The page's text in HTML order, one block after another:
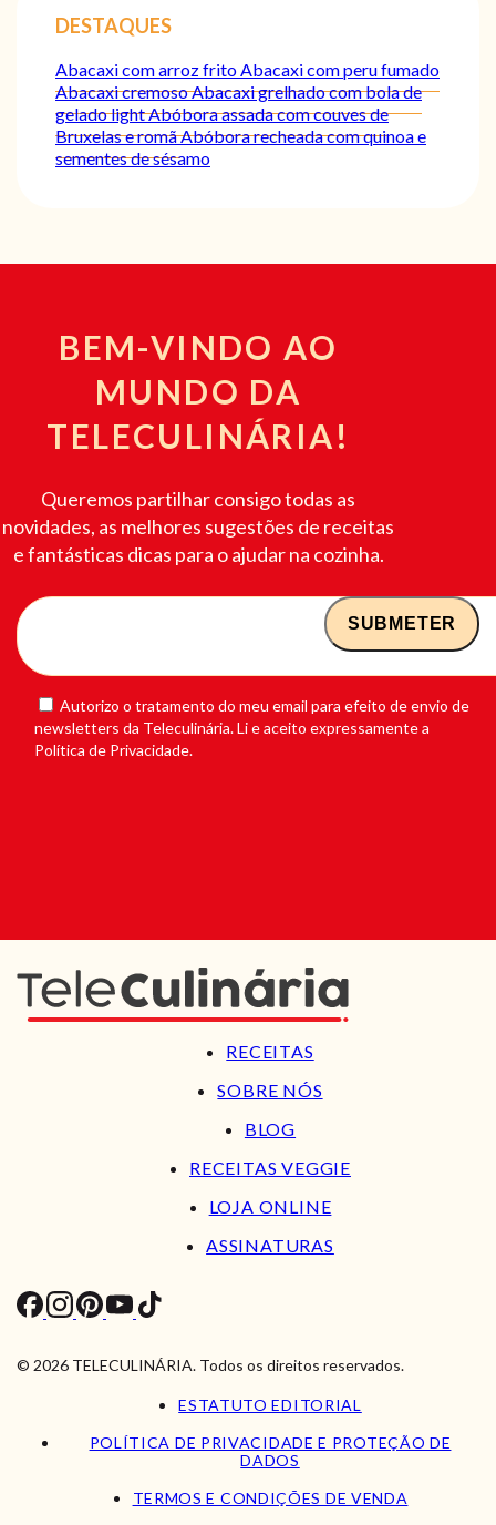
DESTAQUES
Abacaxi com arroz frito Abacaxi com peru fumado
Abacaxi cremosoAbacaxi grelhado com bola de
gelado lightAbóbora assada com couves de
Bruxelas e romãAbóbora recheada com quinoa e
sementes de sésamo
BEM-VINDO AO
MUNDO DA
TELECULINÁRIA!
Queremos partilhar consigo todas as
novidades, as melhores sugestões de receitas
e fantásticas dicas para o ajudar na cozinha.
Autorizo o tratamento do meu email para efeito de envio de
newsletters da Teleculinária. Li e aceito expressamente a
Política de Privacidade.
RECEITAS
SOBRE NÓS
BLOG
RECEITAS VEGGIE
LOJA ONLINE
ASSINATURAS
© 2026 TELECULINÁRIA. Todos os direitos reservados.
ESTATUTO EDITORIAL
POLÍTICA DE PRIVACIDADE E PROTEÇÃO DE
DADOS
TERMOS E CONDIÇÕES DE VENDA